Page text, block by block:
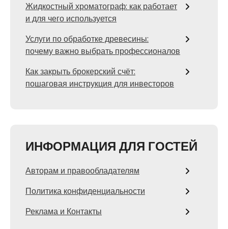
Жидкостный хроматограф: как работает
и для чего используется
Услуги по обработке древесины:
почему важно выбрать профессионалов
Как закрыть брокерский счёт:
пошаговая инструкция для инвесторов
ИНФОРМАЦИЯ ДЛЯ ГОСТЕЙ
Авторам и правообладателям
Политика конфиденциальности
Реклама и Контакты